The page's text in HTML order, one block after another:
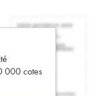
000 cotes